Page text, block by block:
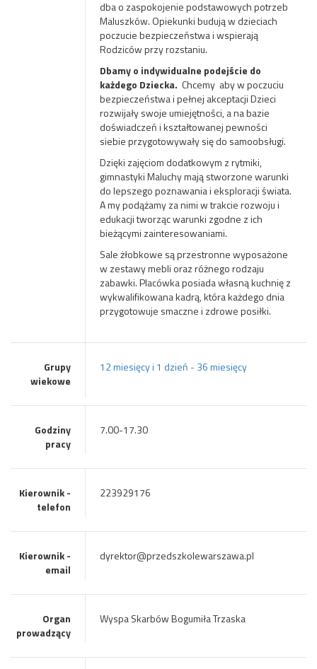
dba o zaspokojenie podstawowych potrzeb
Maluszków. Opiekunki budują w dzieciach
poczucie bezpieczeństwa i wspierają
Rodziców przy rozstaniu.
Dbamy o indywidualne podejście do
każdego Dziecka. Chcemy aby w poczuciu
bezpieczeństwa i pełnej akceptacji Dzieci
rozwijały swoje umiejętności, a na bazie
doświadczeń i kształtowanej pewności
siebie przygotowywały się do samoobsługi.
Dzięki zajęciom dodatkowym z rytmiki,
gimnastyki Maluchy mają stworzone warunki
do lepszego poznawania i eksploracji świata.
A my podążamy za nimi w trakcie rozwoju i
edukacji tworząc warunki zgodne z ich
bieżącymi zainteresowaniami.
Sale żłobkowe są przestronne wyposażone
w zestawy mebli oraz różnego rodzaju
zabawki. Placówka posiada własną kuchnię z
wykwalifikowana kadrą, która każdego dnia
przygotowuje smaczne i zdrowe posiłki.
Grupy
wiekowe
12 miesięcy i 1 dzień - 36 miesięcy
Godziny
pracy
7.00-17.30
Kierownik -
telefon
223929176
Kierownik -
email
dyrektor@przedszkolewarszawa.pl
Organ
prowadzący
Wyspa Skarbów Bogumiła Trzaska